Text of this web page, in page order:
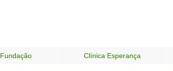
Fundação Clínica Esperança